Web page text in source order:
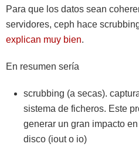
Para que los datos sean
servidores, ceph hace
explican muy bien.
En resumen sería
scrubbing (a secas).
sistema de ficheros. Este
generar un gran impacto
disco (iout o io)